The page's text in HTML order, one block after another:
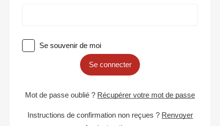
Se souvenir de moi
Se connecter
Mot de passe oublié ? Récupérer votre mot de passe
Instructions de confirmation non reçues ? Renvoyer